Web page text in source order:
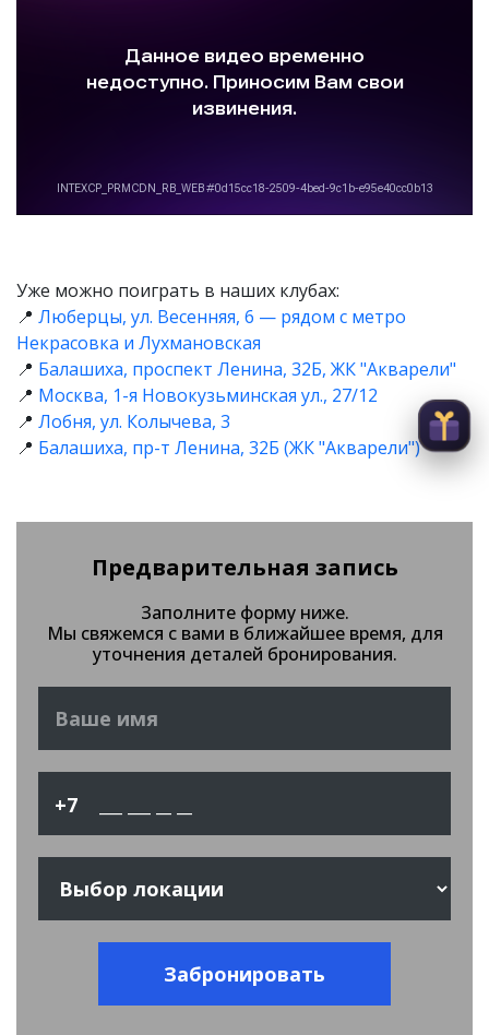
Уже можно поиграть в наших клубах:
📍 Люберцы, ул. Весенняя, 6 — рядом с метро
Некрасовка и Лухмановская
📍 Балашиха, проспект Ленина, 32Б, ЖК "Акварели"
📍 Москва, 1-я Новокузьминская ул., 27/12
📍 Лобня, ул. Колычева, 3
📍 Балашиха, пр-т Ленина, 32Б (ЖК "Акварели")
Предварительная запись
Заполните форму ниже.
Мы свяжемся с вами в ближайшее время, для
уточнения деталей бронирования.
+7
Забронировать